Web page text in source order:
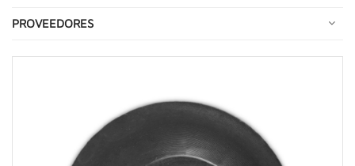
PROVEEDORES